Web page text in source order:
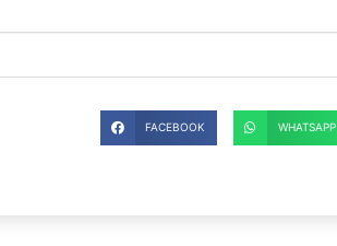
FACEBOOK WHATSAPP